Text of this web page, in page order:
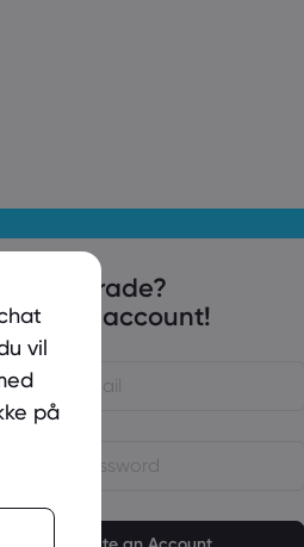
to trade?
an account!
Adgangskoder skal være på mellem 6 og 15
vil
på